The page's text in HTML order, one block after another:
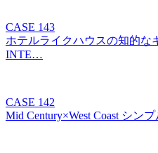
CASE 143
ホテルライクハウスの知的
INTE…
CASE 142
Mid Century×West Coast シン